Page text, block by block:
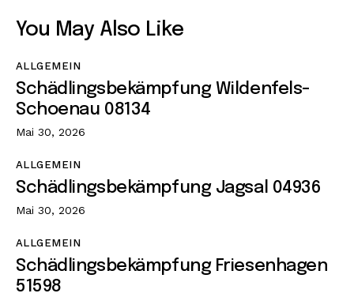
You May Also Like
ALLGEMEIN
Schädlingsbekämpfung Wildenfels-
Schoenau 08134
Mai 30, 2026
ALLGEMEIN
Schädlingsbekämpfung Jagsal 04936
Mai 30, 2026
ALLGEMEIN
Schädlingsbekämpfung Friesenhagen
51598